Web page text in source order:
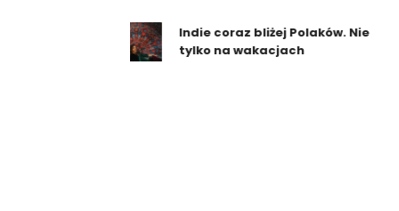
Indie coraz bliżej Polaków. Nie
tylko na wakacjach